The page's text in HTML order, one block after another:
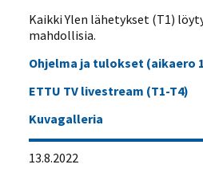
Kaikki Ylen lähetykset (T1)
mahdollisia.
Ohjelma ja tulokset (aikaero
ETTU TV livestream (T1-T4)
Kuvagalleria
13.8.2022